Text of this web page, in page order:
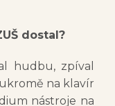
dostal?
hudbu, zpíval
na klavír
nástroje na